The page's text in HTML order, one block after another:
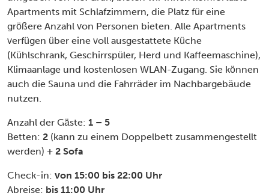
Apartments mit Schlafzimmern, die Platz für eine
größere Anzahl von Personen bieten. Alle Apartments
verfügen über eine voll ausgestattete Küche
(Kühlschrank, Geschirrspüler, Herd und Kaffeemaschine),
Klimaanlage und kostenlosen WLAN-Zugang. Sie können
auch die Sauna und die Fahrräder im Nachbargebäude
nutzen.
Anzahl der Gäste: 1 – 5
Betten: 2 (kann zu einem Doppelbett zusammengestellt
werden) + 2 Sofa
Check-in: von 15:00 bis 22:00 Uhr
Abreise: bis 11:00 Uhr